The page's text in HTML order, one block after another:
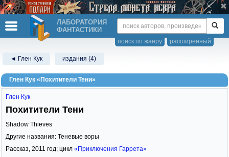
ЛАБОРАТОРИЯ
ФАНТАСТИКИ
расширенный
поиск по жанру
◄ Глен Кук издания (4)
Глен Кук «Похитители Тени»
Глен Кук
Похитители Тени
Shadow Thieves
Другие названия: Теневые воры
Рассказ, 2011 год; цикл «Приключения Гаррета»